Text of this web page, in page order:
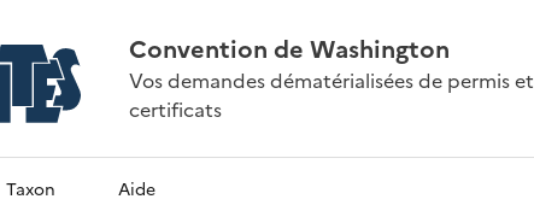
Convention de Washington
Vos demandes dématérialisées de permis et
certificats
Taxon Aide